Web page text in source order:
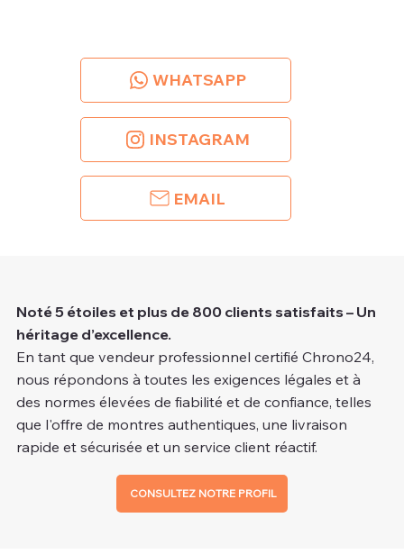
WHATSAPP
INSTAGRAM
EMAIL
Noté 5 étoiles et plus de 800 clients satisfaits – Un
héritage d’excellence.
En tant que vendeur professionnel certifié Chrono24,
nous répondons à toutes les exigences légales et à
des normes élevées de fiabilité et de confiance, telles
que l'offre de montres authentiques, une livraison
rapide et sécurisée et un service client réactif.
CONSULTEZ NOTRE PROFIL